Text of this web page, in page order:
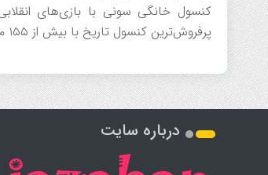
پرفروش‌ترین کنسول تاریخ با بیش از ۱۵۵ میلیون دستگاه فروخته‌شده. PlayStation 3 […]
درباره سایت